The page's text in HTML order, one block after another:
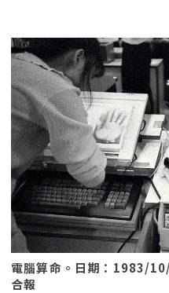
電腦算命。日期：1983/
合報